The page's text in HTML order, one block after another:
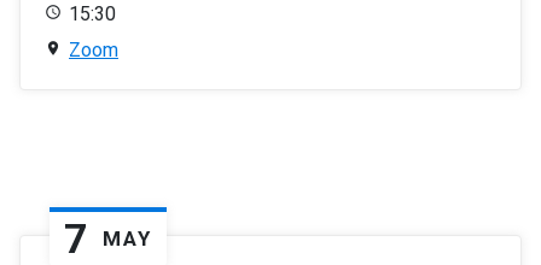
15:30
Zoom
7 MAY